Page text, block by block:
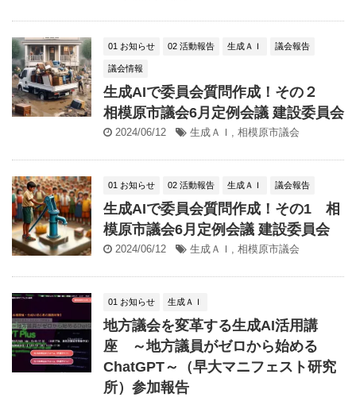
01 お知らせ 02 活動報告 生成ＡＩ 議会報告
議会情報
生成AIで委員会質問作成！その２
相模原市議会6月定例会議 建設委員会
2024/06/12 生成ＡＩ , 相模原市議会
01 お知らせ 02 活動報告 生成ＡＩ 議会報告
生成AIで委員会質問作成！その1 相
模原市議会6月定例会議 建設委員会
2024/06/12 生成ＡＩ , 相模原市議会
01 お知らせ 生成ＡＩ
地方議会を変革する生成AI活用講
座 ～地方議員がゼロから始める
ChatGPT～（早大マニフェスト研究
所）参加報告